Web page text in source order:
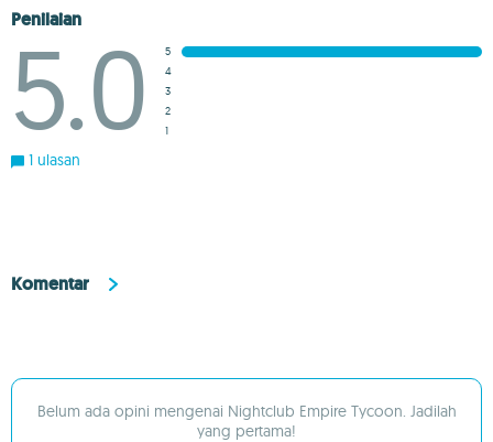
Penilaian
5.0
5
4
3
2
1
1 ulasan
Komentar
Belum ada opini mengenai Nightclub Empire Tycoon. Jadilah
yang pertama!